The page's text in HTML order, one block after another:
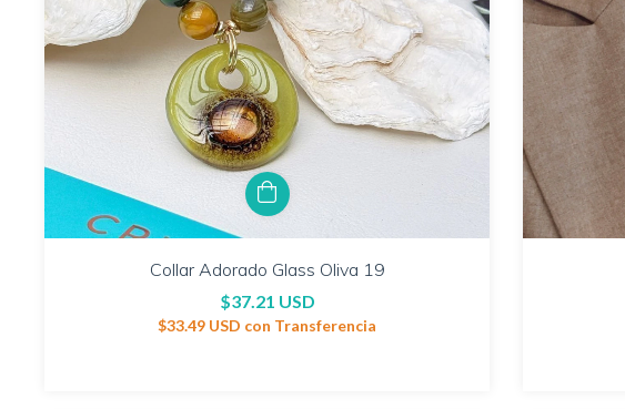
Collar Adorado Glass Oliva 19
$37.21 USD
$33.49 USD con Transferencia